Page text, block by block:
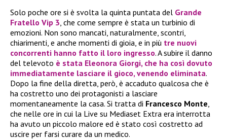
Solo poche ore si è svolta la quinta puntata del Grande
Fratello Vip 3, che come sempre è stata un turbinio di
emozioni. Non sono mancati, naturalmente, scontri,
chiarimenti, e anche momenti di gioia, e in più tre nuovi
concorrenti hanno fatto il loro ingresso. A subire il danno
del televoto è stata Eleonora Giorgi, che ha così dovuto
immediatamente lasciare il gioco, venendo eliminata.
Dopo la fine della diretta, però, è accaduto qualcosa che è
ha costretto uno dei protagonisti a lasciare
momentaneamente la casa. Si tratta di Francesco Monte,
che nelle ore in cui la Live su Mediaset Extra era interrotta
ha avuto un piccolo malore ed è stato così costretto ad
uscire per farsi curare da un medico.